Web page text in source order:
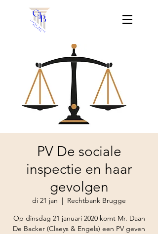
PV De sociale
inspectie en haar
gevolgen
di 21 jan
  |
Rechtbank Brugge
Op dinsdag 21 januari 2020 komt Mr. Daan
De Backer (Claeys & Engels) een PV geven